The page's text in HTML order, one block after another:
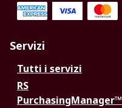
Servizi
Tutti i servizi
RS
PurchasingManager™